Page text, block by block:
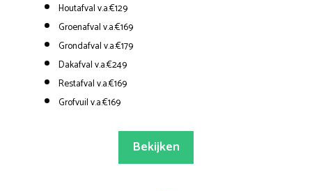
Houtafval v.a.€129
Groenafval v.a.€169
Grondafval v.a.€179
Dakafval v.a.€249
Restafval v.a.€169
Grofvuil v.a.€169
Bekijken